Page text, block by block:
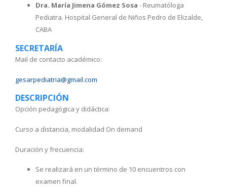
Dra. María Jimena Gómez Sosa - Reumatóloga
Pediatra. Hospital General de Niños Pedro de Elizalde,
CABA
SECRETARÍA
Mail de contacto académico:
gesarpediatria@gmail.com
DESCRIPCIÓN
Opción pedagógica y didáctica:
Curso a distancia, modalidad On demand
Duración y frecuencia:
Se realizará en un término de 10 encuentros con
examen final.